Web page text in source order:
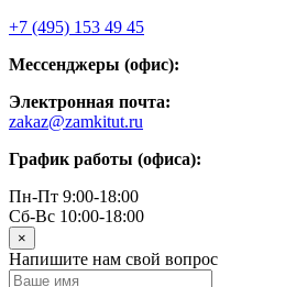
+7 (495) 153 49 45
Мессенджеры (офис):
Электронная почта:
zakaz@zamkitut.ru
График работы (офиса):
Пн-Пт 9:00-18:00
Сб-Вс 10:00-18:00
×
Напишите нам свой вопрос